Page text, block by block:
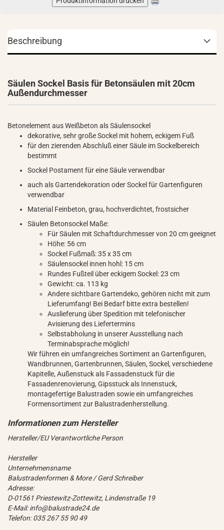
Beschreibung
Säulen Sockel Basis für Betonsäulen mit 20cm
Außendurchmesser
Betonelement aus Weißbeton als Säulensockel
dekorative, sehr große Sockel mit hohem, eckigem Fuß
für den zierenden Abschluß einer Säule im Sockelbereich
bestimmt
Sockel Postament für eine Säule verwendbar
auch als Gartendekoration oder Sockel für Gartenfiguren
verwendbar
Material Feinbeton, grau, hochverdichtet, frostsicher
Säulen Betonsockel Maße:
Für Säulen mit Schaftdurchmesser von 20 cm geeignet
Höhe: 56 cm
Sockel Fußmaß: 35 x 35 cm
Säulensockel innen hohl: 15 cm
Rundes Fußteil über eckigem Sockel: 23 cm
Gewicht: ca. 113 kg
Andere sichtbare Gartendeko, gehören nicht mit zum
Lieferumfang! Bei Bedarf bitte extra bestellen!
Auslieferung über Spedition mit telefonischer
Avisierung des Liefertermins
Selbstabholung in unserer Ausstellung nach
Terminabsprache möglich!
Wir führen ein umfangreiches Sortiment an Gartenfiguren,
Wandbrunnen, Gartenbrunnen, Säulen, Sockel, verschiedene
Kapitelle, Außenstuck als Fassadenstuck für die
Fassadenrenovierung, Gipsstuck als Innenstuck,
montagefertige Balustraden sowie ein umfangreiches
Formensortiment zur Balustradenherstellung.
Hersteller/EU Verantwortliche Person
Hersteller
Unternehmensname
Balustradenformen & More / Gerd Schreiber
Adresse:
D-01561 Priestewitz-Zottewitz, Lindenstraße 19
E-Mail: info@balustrade24.de
Telefon: 035 267 55 90 49